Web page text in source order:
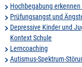
Hochbegabung
Prüfungsangst und
Depressive Kinder und
Kontext Schule
Lerncoaching
Autismus-Spektrum-